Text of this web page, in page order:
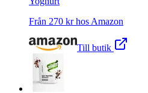
Från 270 kr hos Amazon
Till butik